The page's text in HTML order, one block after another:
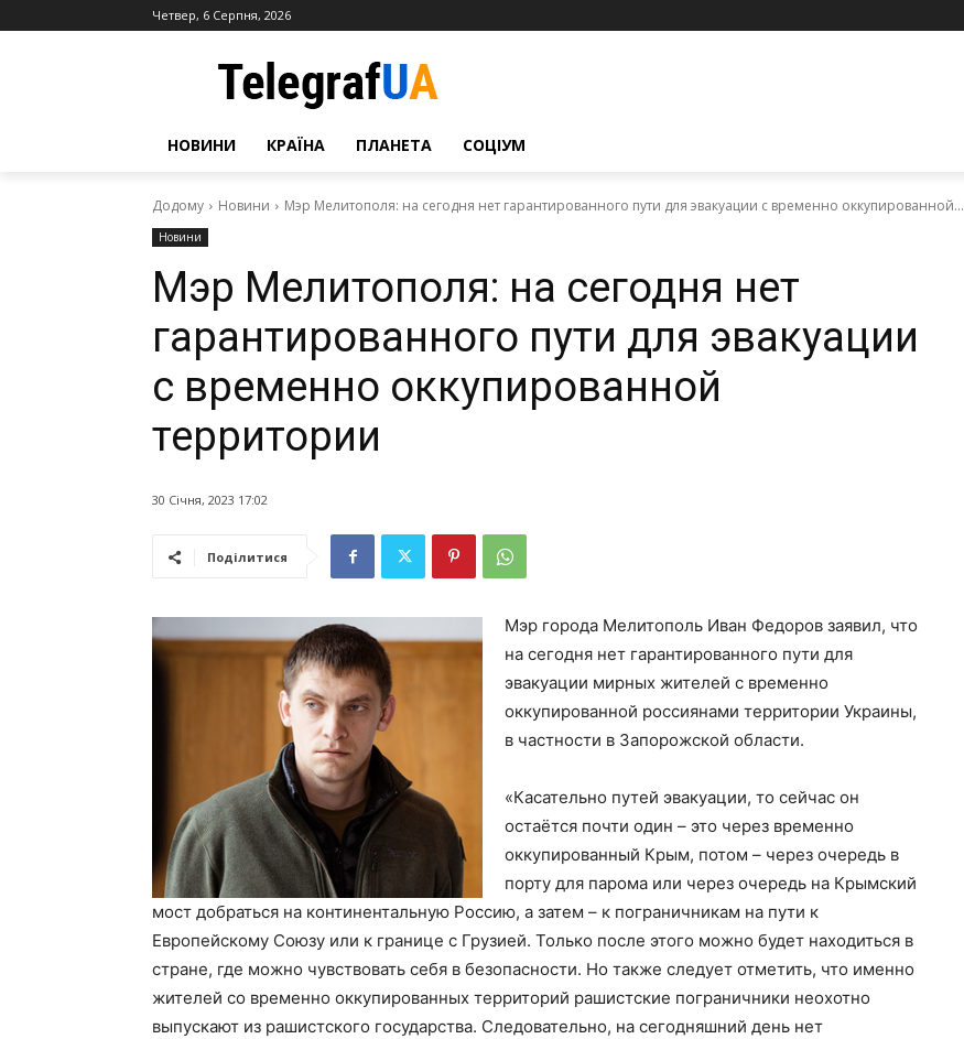
Четвер, 6 Серпня, 2026
НОВИНИ КРАЇНА ПЛАНЕТА СОЦІУМ
Додому Новини Мэр Мелитополя: на сегодня нет гарантированного пути для эвакуации с временно оккупированной...
Новини
Мэр Мелитополя: на сегодня нет
гарантированного пути для эвакуации
с временно оккупированной
территории
30 Січня, 2023 17:02
Поділитися
Мэр города Мелитополь Иван Федоров заявил, что
на сегодня нет гарантированного пути для
эвакуации мирных жителей с временно
оккупированной россиянами территории Украины,
в частности в Запорожской области.
«Касательно путей эвакуации, то сейчас он
остаётся почти один – это через временно
оккупированный Крым, потом – через очередь в
порту для парома или через очередь на Крымский
мост добраться на континентальную Россию, а затем – к пограничникам на пути к
Европейскому Союзу или к границе с Грузией. Только после этого можно будет находиться в
стране, где можно чувствовать себя в безопасности. Но также следует отметить, что именно
жителей со временно оккупированных территорий рашистские пограничники неохотно
выпускают из рашистского государства. Следовательно, на сегодняшний день нет